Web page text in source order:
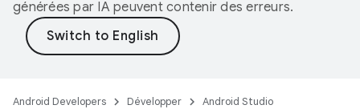
générées par IA peuvent contenir des erreurs.
Android Developers Développer
Android Studio